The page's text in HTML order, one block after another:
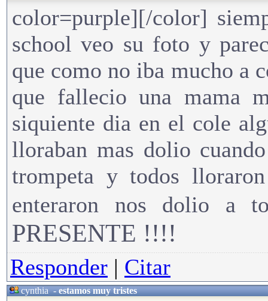
color=purple][/color]
school veo su foto y
que como no iba mucho a
que fallecio una mama
siquiente dia en el cole
lloraban mas dolio
trompeta y todos
enteraron nos dolio a
PRESENTE !!!!
Responder | Citar
cynthia-estamos muy tristes